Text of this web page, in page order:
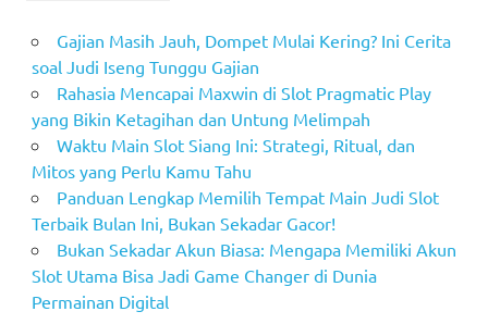
Gajian Masih Jauh, Dompet Mulai Kering? Ini Cerita
soal Judi Iseng Tunggu Gajian
Rahasia Mencapai Maxwin di Slot Pragmatic Play
yang Bikin Ketagihan dan Untung Melimpah
Waktu Main Slot Siang Ini: Strategi, Ritual, dan
Mitos yang Perlu Kamu Tahu
Panduan Lengkap Memilih Tempat Main Judi Slot
Terbaik Bulan Ini, Bukan Sekadar Gacor!
Bukan Sekadar Akun Biasa: Mengapa Memiliki Akun
Slot Utama Bisa Jadi Game Changer di Dunia
Permainan Digital